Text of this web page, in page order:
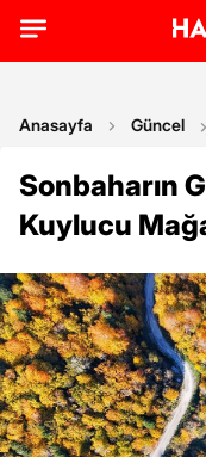
Anasayfa Güncel
Sonbaharın
Kuylucu